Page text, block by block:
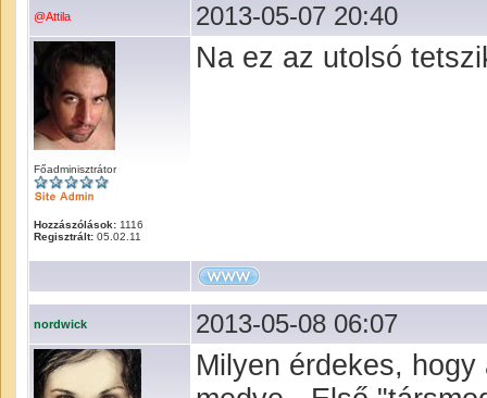
@Attila 2013-05-07 20:40
Főadminisztrátor
Hozzászólások: 1116
Regisztrált: 05.02.11
Na ez az utolsó
nordwick 2013-05-08 06:07
Milyen érdekes,